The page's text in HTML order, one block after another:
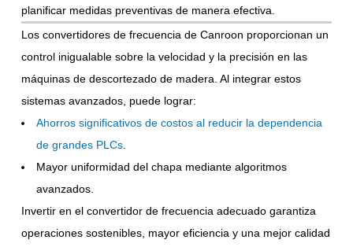
planificar medidas preventivas de manera efectiva.
Los convertidores de frecuencia de Canroon proporcionan un
control inigualable sobre la velocidad y la precisión en las
máquinas de descortezado de madera. Al integrar estos
sistemas avanzados, puede lograr:
Ahorros significativos de costos al reducir la dependencia
de grandes PLCs
Mayor uniformidad del chapa mediante algoritmos
avanzados.
Invertir en el convertidor de frecuencia adecuado garantiza
operaciones sostenibles, mayor eficiencia y una mejor calidad